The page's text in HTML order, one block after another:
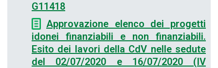
G11418
Approvazione elenco dei progetti
idonei finanziabili e non finanziabili.
Esito dei lavori della CdV nelle sedute
del 02/07/2020 e 16/07/2020 (IV